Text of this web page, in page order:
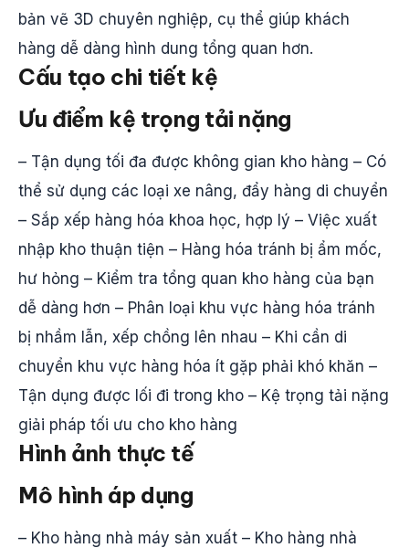
bản vẽ 3D chuyên nghiệp, cụ thể giúp khách
hàng dễ dàng hình dung tổng quan hơn.
Cấu tạo chi tiết kệ
Ưu điểm kệ trọng tải nặng
– Tận dụng tối đa được không gian kho hàng – Có
thể sử dụng các loại xe nâng, đẩy hàng di chuyển
– Sắp xếp hàng hóa khoa học, hợp lý – Việc xuất
nhập kho thuận tiện – Hàng hóa tránh bị ẩm mốc,
hư hỏng – Kiểm tra tổng quan kho hàng của bạn
dễ dàng hơn – Phân loại khu vực hàng hóa tránh
bị nhầm lẫn, xếp chồng lên nhau – Khi cần di
chuyển khu vực hàng hóa ít gặp phải khó khăn –
Tận dụng được lối đi trong kho – Kệ trọng tải nặng
giải pháp tối ưu cho kho hàng
Hình ảnh thực tế
Mô hình áp dụng
– Kho hàng nhà máy sản xuất – Kho hàng nhà